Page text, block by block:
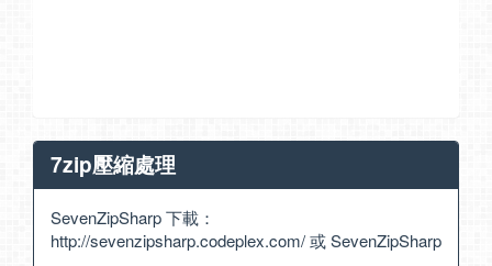
7zip壓縮處理
SevenZipSharp 下載：
http://sevenzipsharp.codeplex.com/或SevenZipSharp